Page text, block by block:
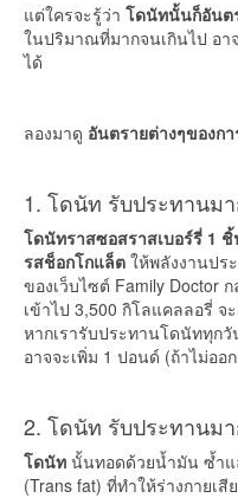
แต่ใครจะรู้ว่า โดนัทนั้นก็อันต
ในปริมาณที่มากจนเกินไป อา
ได้
ลองมาดู อันตรายต่างๆของก
1. โดนัท รับประทานม
โดนัทราสซอสราสเบอร์รี่ 1
รสช็อกโกแล็ต ให้พลังงานปร
ของเว็บไซต์ Family Doctor
เข้าไป 3,500 กิโลแคลลอรี่
หากเรารับประทานโดนัททุก
อาจจะเพิ่ม 1 ปอนด์ (ถ้าไม่ออ
2. โดนัท รับประทานม
โดนัท นั้นทอดด้วยน้ำมัน ซ้ำแ
(Trans fat) ที่ทำให้ร่างกายเสี